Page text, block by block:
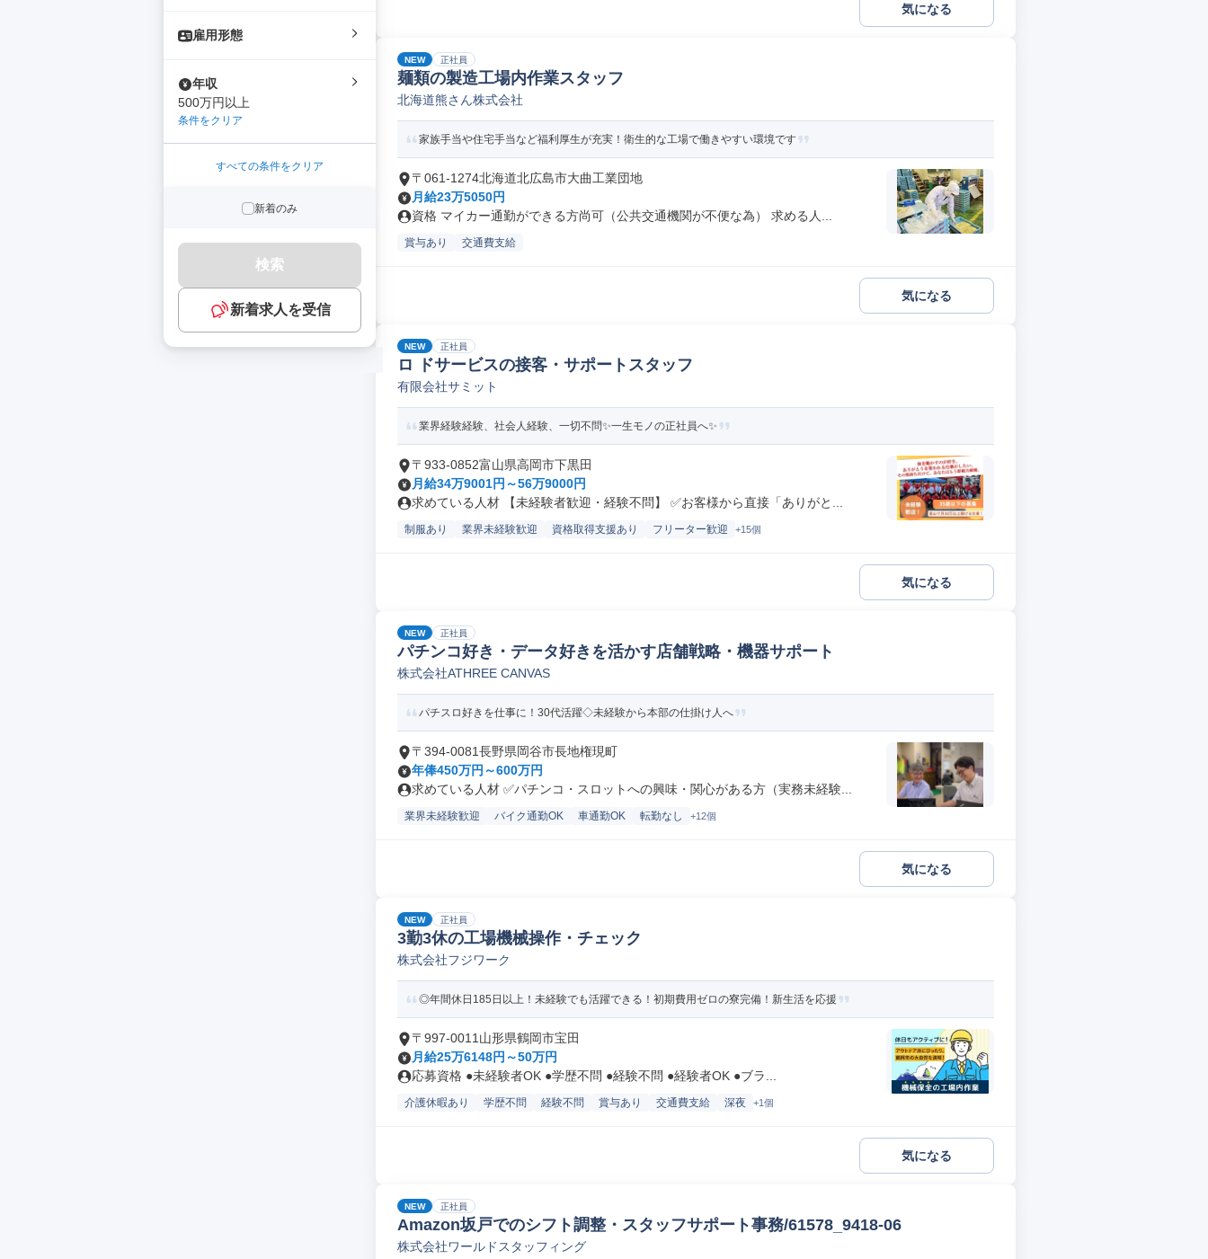
雇用形態
年収
500万円以上
条件をクリア
すべての条件をクリア
新着のみ
検索
新着求人を受信
気になる
NEW 正社員
麺類の製造工場内作業スタッフ
北海道熊さん株式会社
家族手当や住宅手当など福利厚生が充実！衛生的な工場で働きやすい環境です
〒061-1274北海道北広島市大曲工業団地
月給23万5050円
資格 マイカー通勤ができる方尚可（公共交通機関が不便な為） 求める人...
賞与あり 交通費支給
気になる
NEW 正社員
ロ ドサービスの接客・サポートスタッフ
有限会社サミット
業界経験経験、社会人経験、一切不問✨一生モノの正社員へ✨
〒933-0852富山県高岡市下黒田
月給34万9001円～56万9000円
求めている人材 【未経験者歓迎・経験不問】 ✅お客様から直接「ありがと...
制服あり 業界未経験歓迎 資格取得支援あり フリーター歓迎 +15個
気になる
NEW 正社員
パチンコ好き・データ好きを活かす店舗戦略・機器サポート
株式会社ATHREE CANVAS
パチスロ好きを仕事に！30代活躍◇未経験から本部の仕掛け人へ
〒394-0081長野県岡谷市長地権現町
年俸450万円～600万円
求めている人材 ✅パチンコ・スロットへの興味・関心がある方（実務未経験...
業界未経験歓迎 バイク通勤OK 車通勤OK 転勤なし +12個
気になる
NEW 正社員
3勤3休の工場機械操作・チェック
株式会社フジワーク
◎年間休日185日以上！未経験でも活躍できる！初期費用ゼロの寮完備！新生活を応援
〒997-0011山形県鶴岡市宝田
月給25万6148円～50万円
応募資格 ●未経験者OK ●学歴不問 ●経験不問 ●経験者OK ●ブラ...
介護休暇あり 学歴不問 経験不問 賞与あり 交通費支給 深夜 +1個
気になる
NEW 正社員
Amazon坂戸でのシフト調整・スタッフサポート事務/61578_9418-06
株式会社ワールドスタッフィング